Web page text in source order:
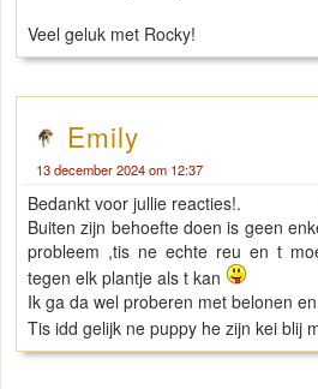
Veel geluk met Rocky!
Emily
13 december 2024 om 12:37
Bedankt voor jullie reacties!.
Buiten zijn behoefte doen is geen
probleem ,tis ne echte reu en t
tegen elk plantje als t kan
Ik ga da wel proberen met belonen
Tis idd gelijk ne puppy he zijn kei blij